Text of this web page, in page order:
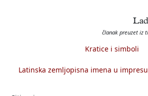
članak preuzet iz
Kratice i simboli
Latinska zemljopisna imena u